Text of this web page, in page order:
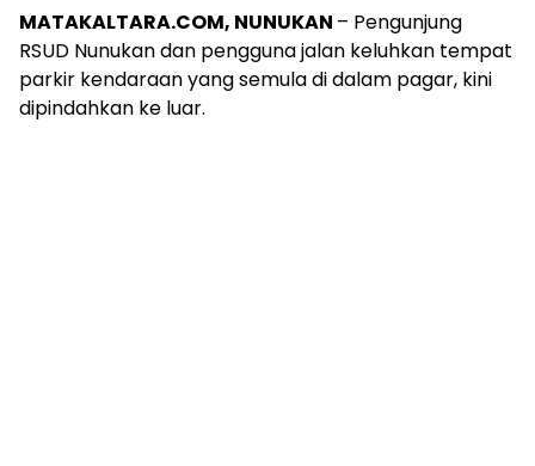
MATAKALTARA.COM, NUNUKAN – Pengunjung
RSUD Nunukan dan pengguna jalan keluhkan tempat
parkir kendaraan yang semula di dalam pagar, kini
dipindahkan ke luar.